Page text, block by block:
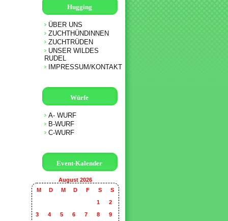
Hugging
ÜBER UNS
ZUCHTHÜNDINNEN
ZUCHTRÜDEN
UNSER WILDES
RUDEL
IMPRESSUM/KONTAKT
Würfe
A- WURF
B-WURF
C-WURF
Event-Kalender
August 2026
M
D M D F S
S
1
2
3
4 5 6 7 8
9